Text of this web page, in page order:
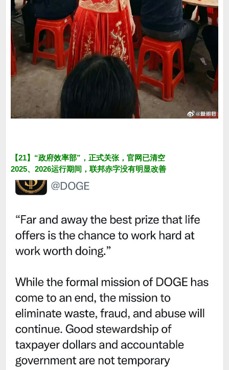
【21】“政府效率部”，正式关张，官网已清空
2025、2026运行期间，联邦赤字没有明显改善